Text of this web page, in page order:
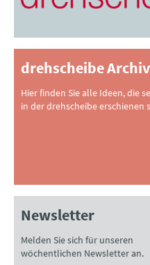
drehscheibe Archiv
Hier finden Sie alle Ideen, die
in der drehscheibe erschienen
Newsletter
Melden Sie sich für unseren
wöchentlichen Newsletter an.